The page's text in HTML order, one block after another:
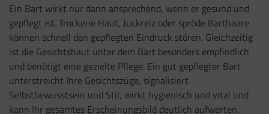
Ein Bart wirkt nur dann ansprechend, wenn er gesund und
gepflegt ist. Trockene Haut, Juckreiz oder spröde Barthaare
können schnell den gepflegten Eindruck stören. Gleichzeitig
ist die Gesichtshaut unter dem Bart besonders empfindlich
und benötigt eine gezielte Pflege. Ein gut gepflegter Bart
unterstreicht Ihre Gesichtszüge, signalisiert
Selbstbewusstsein und Stil, wirkt hygienisch und vital und
kann Ihr gesamtes Erscheinungsbild deutlich aufwerten.